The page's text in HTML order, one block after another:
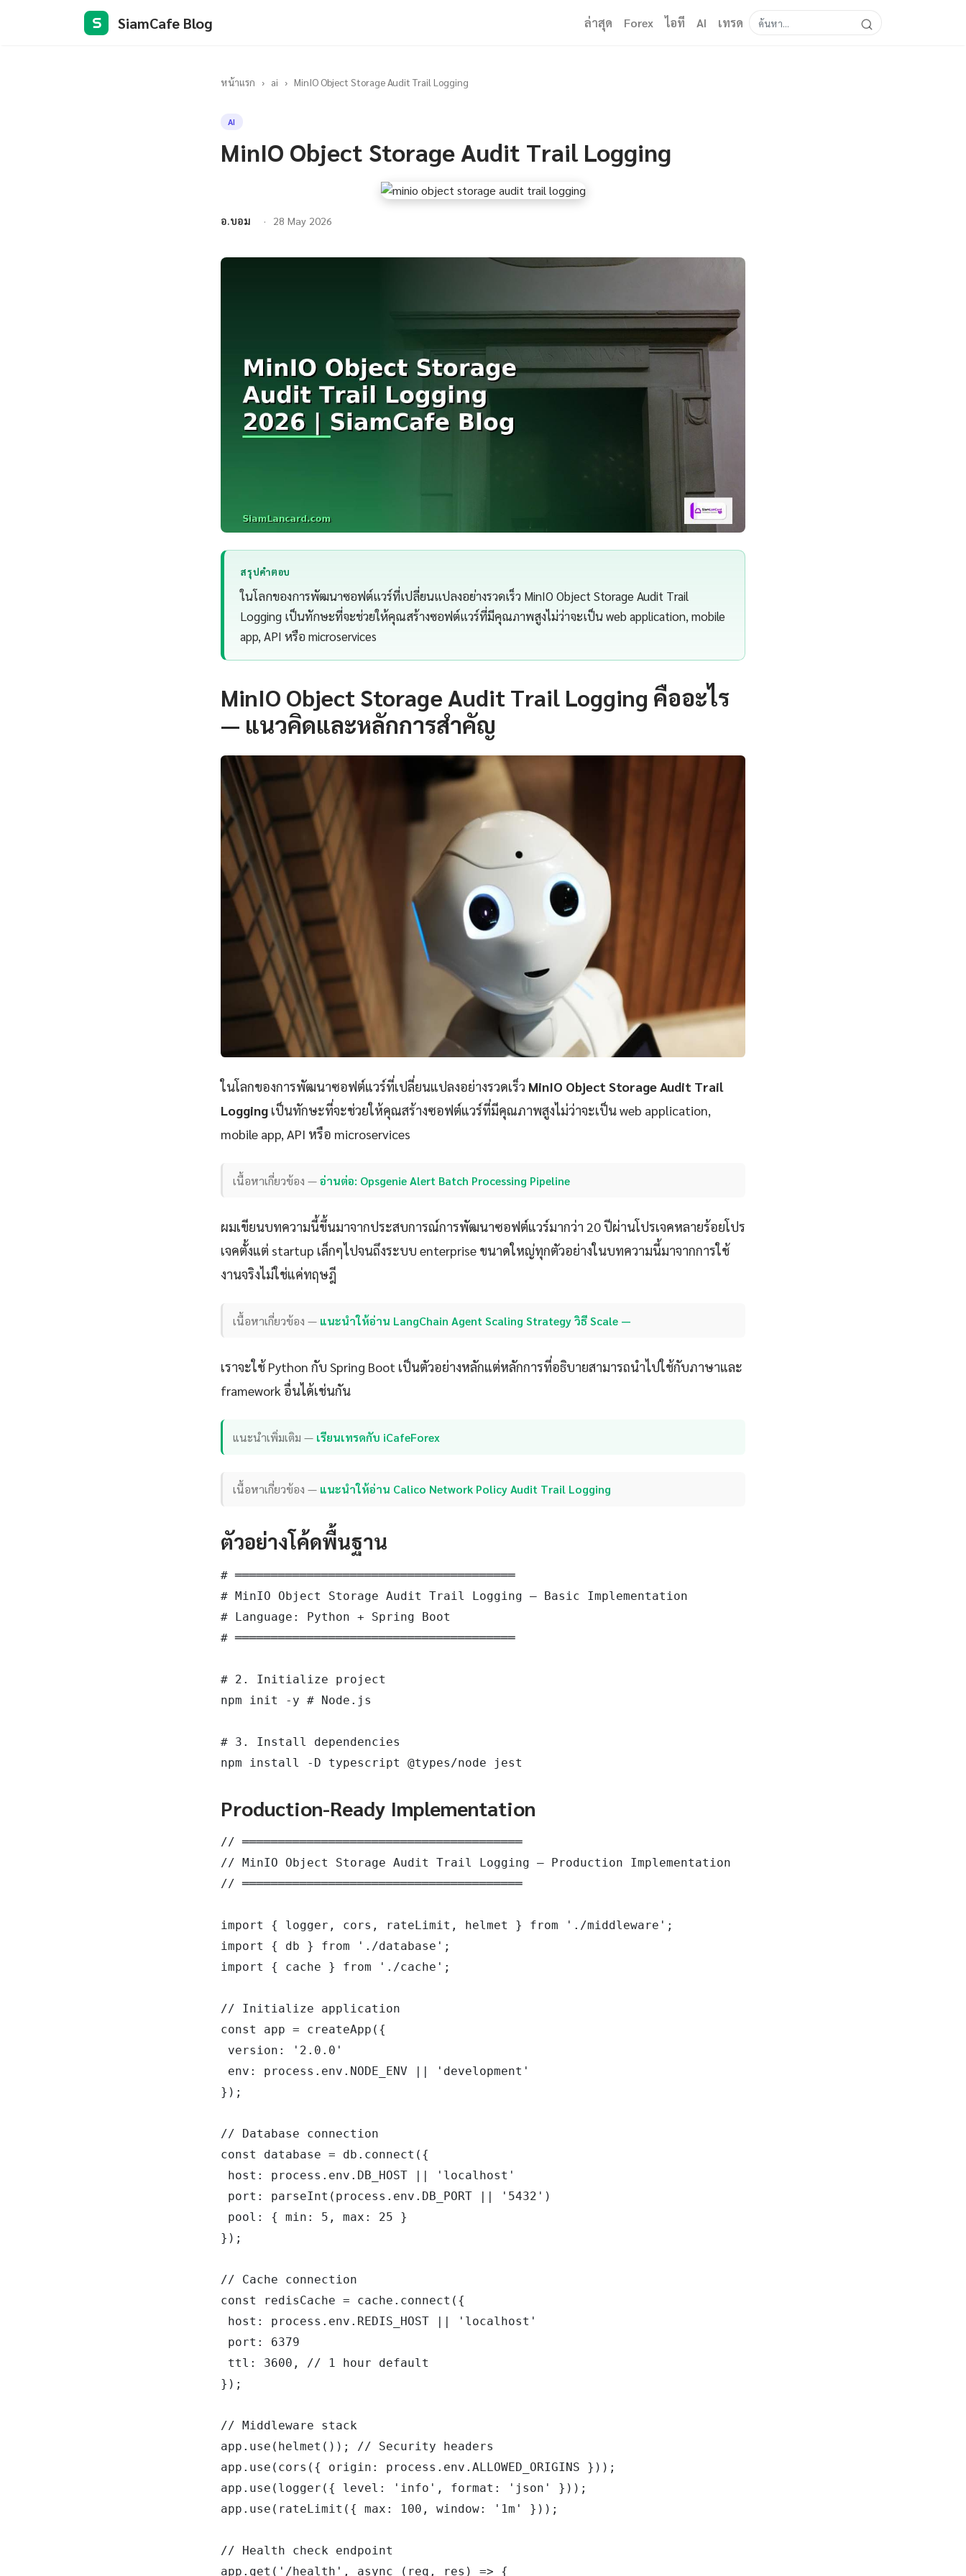
S SiamCafe Blog ล่าสุด Forex ไอที AI เทรด
หน้าแรก › ai › MinIO Object Storage Audit Trail Logging
AI
MinIO Object Storage Audit Trail Logging
อ.บอม 28 May 2026
สรุปคำตอบ
ในโลกของการพัฒนาซอฟต์แวร์ที่เปลี่ยนแปลงอย่างรวดเร็ว MinIO Object Storage Audit Trail
Logging เป็นทักษะที่จะช่วยให้คุณสร้างซอฟต์แวร์ที่มีคุณภาพสูงไม่ว่าจะเป็น web application, mobile
app, API หรือ microservices
MinIO Object Storage Audit Trail Logging คืออะไร
— แนวคิดและหลักการสำคัญ
ในโลกของการพัฒนาซอฟต์แวร์ที่เปลี่ยนแปลงอย่างรวดเร็ว MinIO Object Storage Audit Trail
Logging เป็นทักษะที่จะช่วยให้คุณสร้างซอฟต์แวร์ที่มีคุณภาพสูงไม่ว่าจะเป็น web application,
mobile app, API หรือ microservices
เนื้อหาเกี่ยวข้อง —อ่านต่อ: Opsgenie Alert Batch Processing Pipeline
ผมเขียนบทความนี้ขึ้นมาจากประสบการณ์การพัฒนาซอฟต์แวร์มากว่า 20 ปีผ่านโปรเจคหลายร้อยโปร
เจคตั้งแต่ startup เล็กๆไปจนถึงระบบ enterprise ขนาดใหญ่ทุกตัวอย่างในบทความนี้มาจากการใช้
งานจริงไม่ใช่แค่ทฤษฎี
เนื้อหาเกี่ยวข้อง — แนะนำให้อ่าน LangChain Agent Scaling Strategy วิธี Scale —
เราจะใช้ Python กับ Spring Boot เป็นตัวอย่างหลักแต่หลักการที่อธิบายสามารถนำไปใช้กับภาษาและ
framework อื่นได้เช่นกัน
แนะนำเพิ่มเติม — เรียนเทรดกับ iCafeForex
เนื้อหาเกี่ยวข้อง — แนะนำให้อ่าน Calico Network Policy Audit Trail Logging
ตัวอย่างโค้ดพื้นฐาน
# ═══════════════════════════════════════
# MinIO Object Storage Audit Trail Logging — Basic Implementation
# Language: Python + Spring Boot
# ═══════════════════════════════════════
# 2. Initialize project
npm init -y # Node.js
# 3. Install dependencies
npm install -D typescript @types/node jest
Production-Ready Implementation
// ═══════════════════════════════════════
// MinIO Object Storage Audit Trail Logging — Production Implementation
// ═══════════════════════════════════════
import { logger, cors, rateLimit, helmet } from './middleware';
import { db } from './database';
import { cache } from './cache';
// Initialize application
const app = createApp({
version: '2.0.0'
env: process.env.NODE_ENV || 'development'
});
// Database connection
const database = db.connect({
host: process.env.DB_HOST || 'localhost'
port: parseInt(process.env.DB_PORT || '5432')
pool: { min: 5, max: 25 }
});
// Cache connection
const redisCache = cache.connect({
host: process.env.REDIS_HOST || 'localhost'
port: 6379
ttl: 3600, // 1 hour default
});
// Middleware stack
app.use(helmet()); // Security headers
app.use(cors({ origin: process.env.ALLOWED_ORIGINS }));
app.use(logger({ level: 'info', format: 'json' }));
app.use(rateLimit({ max: 100, window: '1m' }));
// Health check endpoint
app.get('/health', async (req, res) => {